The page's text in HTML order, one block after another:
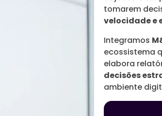
tomarem
velocidade e
Integramos
ecossistema
elabora
decisões
ambiente